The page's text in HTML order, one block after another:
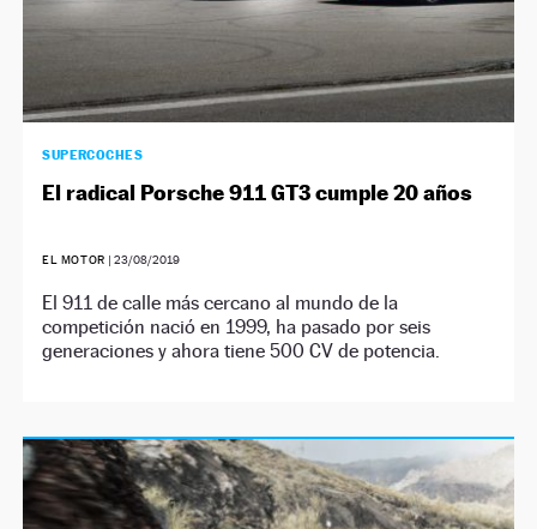
SUPERCOCHES
El radical Porsche 911 GT3 cumple 20 años
EL MOTOR | 23/08/2019
El 911 de calle más cercano al mundo de la
competición nació en 1999, ha pasado por seis
generaciones y ahora tiene 500 CV de potencia.